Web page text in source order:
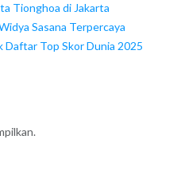
Tionghoa di Jakarta
Sasana Terpercaya
Daftar Top Skor Dunia 2025